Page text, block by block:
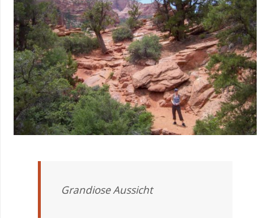
Grandiose Aussicht